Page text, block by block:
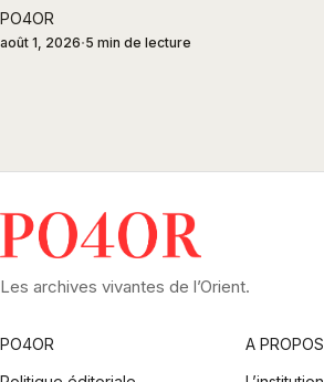
PO4OR
août 1, 2026 5 min de lecture
Les archives vivantes de l’Orient.
PO4OR
A PROPOS